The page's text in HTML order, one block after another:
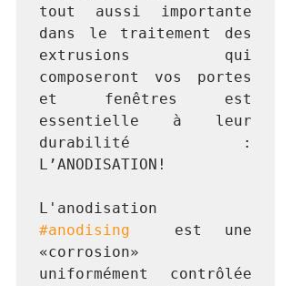
tout aussi importante
dans le traitement des
extrusions qui
composeront vos portes
et fenêtres est
essentielle à leur
durabilité :
L’ANODISATION!
#anodising
  est une
«corrosion»
uniformément contrôlée